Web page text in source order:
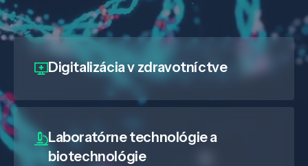
Digitalizáciav zdravotníctve
Laboratórne technológie a
biotechnológie